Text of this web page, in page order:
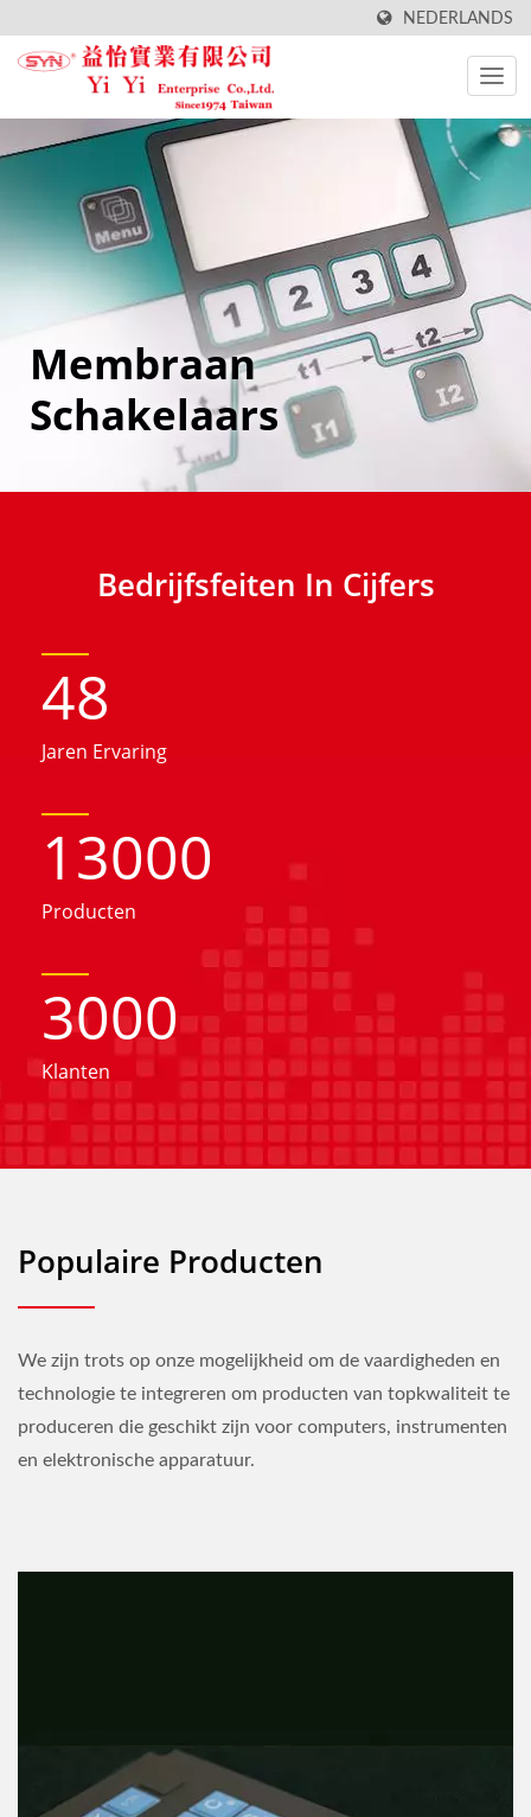
NEDERLANDS
Membraan
Schakelaars
Bedrijfsfeiten In Cijfers
48
Jaren Ervaring
13000
Producten
3000
Klanten
Populaire Producten
We zijn trots op onze mogelijkheid om de vaardigheden en
technologie te integreren om producten van topkwaliteit te
produceren die geschikt zijn voor computers, instrumenten
en elektronische apparatuur.